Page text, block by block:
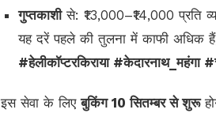
गुप्तकाशीसे: ₹13,000–₹14,000 प्रति
यह दरें पहले की तुलना में काफी अधिक
#हेलीकॉप्टरकिराया #केदारनाथ_महंगा
इस सेवा के लिएबुकिंग 10 सितम्बर से शुरू